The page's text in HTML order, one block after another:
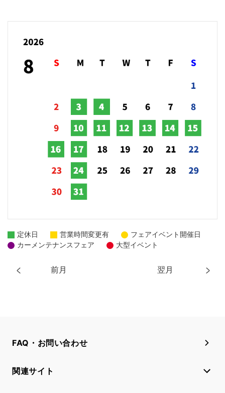
前月 翌月
定休日 営業時間変更有
フェアイベント開催日
カーメンテナンスフェア
大型イベント
FAQ・お問い合わせ
関連サイト